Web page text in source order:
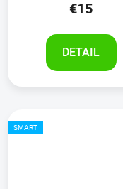
€15
DETAIL
SMART